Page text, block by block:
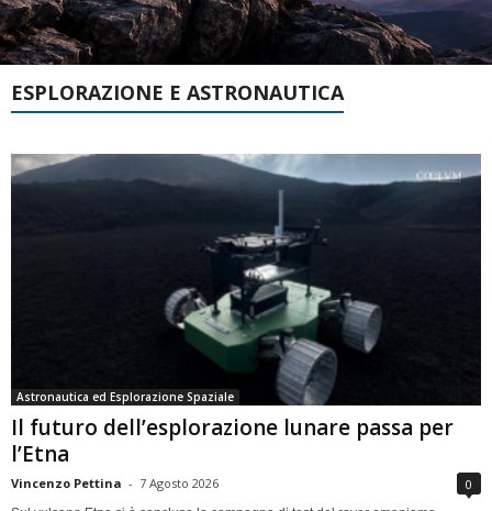
ESPLORAZIONE E ASTRONAUTICA
Astronautica ed Esplorazione Spaziale
Il futuro dell’esplorazione lunare passa per
l’Etna
Vincenzo Pettina - 7 Agosto 2026 0